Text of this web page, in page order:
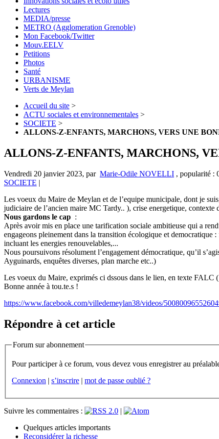
Lectures
MEDIA/presse
METRO (Agglomeration Grenoble)
Mon Facebook/Twitter
Mouv.EELV
Petitions
Photos
Santé
URBANISME
Verts de Meylan
Accueil du site >
ACTU sociales et environnementales >
SOCIETE >
ALLONS-Z-ENFANTS, MARCHONS, VERS UNE
ALLONS-Z-ENFANTS, MARCHONS,
Vendredi 20 janvier 2023, par Marie-Odile NOVELLI , popularité :
SOCIETE |
Les voeux du Maire de Meylan et de l’equipe municipale, dont je
judiciaire de l’ancien maire MC Tardy.. ), crise energetique,
Nous gardons le cap :
Après avoir mis en place une tarification sociale ambitieuse qui a
engageons pleinement dans la transition écologique et democratique
incluant les energies renouvelables,...
Nous poursuivons résolument l’engagement démocratique, qu’il
Ayguinards, enquêtes diverses, plan marche etc..)
Les voeux du Maire, exprimés ci dssous dans le lien, en texte FALC
Bonne année à tou.te.s !
https://www.facebook.com/villedemeylan38/videos/
Répondre à cet article
Forum sur abonnement
Connexion | s’inscrire | mot de passe oublié ?
Suivre les commentaires :
|
Quelques articles importants
Reconsidérer la richesse